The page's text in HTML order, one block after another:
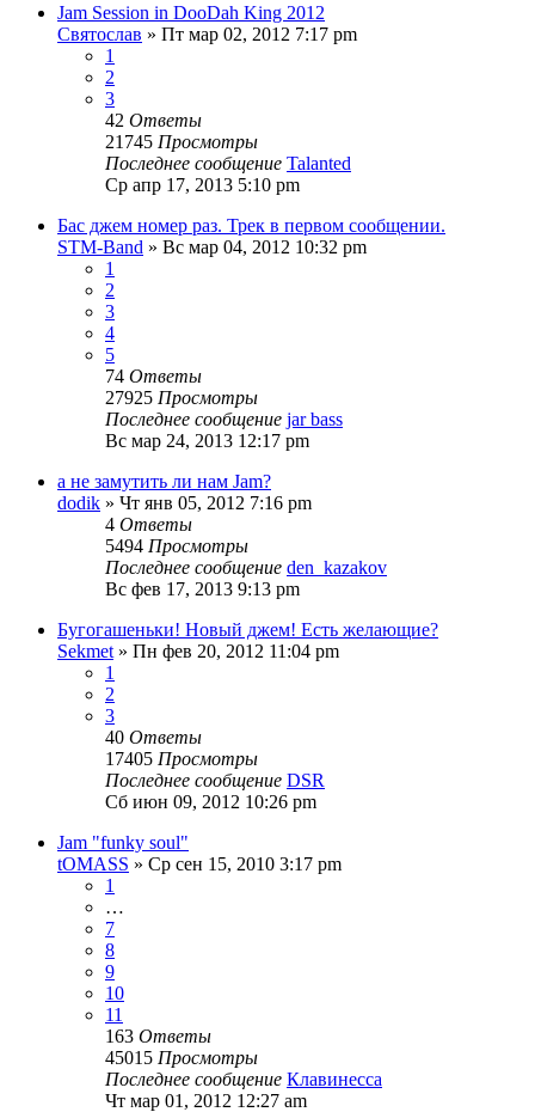
Jam Session in DooDah King 2012
Святослав » Пт мар 02, 2012 7:17 pm
1
2
3
42 Ответы
21745 Просмотры
Последнее сообщение Talanted
Ср апр 17, 2013 5:10 pm
Бас джем номер раз. Трек в первом сообщении.
STM-Band » Вс мар 04, 2012 10:32 pm
1
2
3
4
5
74 Ответы
27925 Просмотры
Последнее сообщение jar bass
Вс мар 24, 2013 12:17 pm
а не замутить ли нам Jam?
dodik » Чт янв 05, 2012 7:16 pm
4 Ответы
5494 Просмотры
Последнее сообщение den_kazakov
Вс фев 17, 2013 9:13 pm
Бугогашеньки! Новый джем! Есть желающие?
Sekmet » Пн фев 20, 2012 11:04 pm
1
2
3
40 Ответы
17405 Просмотры
Последнее сообщение DSR
Сб июн 09, 2012 10:26 pm
Jam "funky soul"
tOMASS » Ср сен 15, 2010 3:17 pm
1
…
7
8
9
10
11
163 Ответы
45015 Просмотры
Последнее сообщение Клавинесса
Чт мар 01, 2012 12:27 am